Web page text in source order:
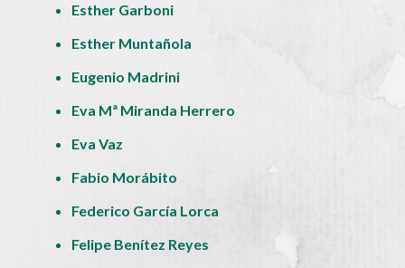
Esther Garboni
Esther Muntañola
Eugenio Madrini
Eva Mª Miranda Herrero
Eva Vaz
Fabio Morábito
Federico García Lorca
Felipe Benítez Reyes